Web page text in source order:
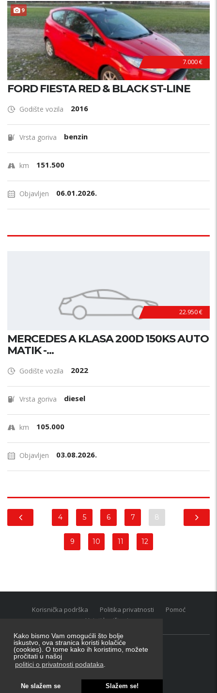
Kako bismo Vam omogućili što bolje
iskustvo, ova stranica koristi kolačiće
(cookies). O tome kako ih koristimo, možete
pročitati u našoj
politici o privatnosti podataka
Ne slažem se Slažem se!
9 TOP STANJE !
7.000 €
FORD FIESTA RED & BLACK ST-LINE
Godište vozila 2016
Vrsta goriva benzin
km 151.500
Objavljen 06.01.2026.
22.950 €
MERCEDES A KLASA 200D 150KS AUTO
MATIK -...
Godište vozila 2022
Vrsta goriva diesel
km 105.000
Objavljen 03.08.2026.
4 5 6 7 8
9 10 11 12
Korisnička podrška Politika privatnosti
Pomoć
Uvjeti korištenja
Oglasnik grupacija:posao.hr|oglasnik.hr|auti.hr
Tečaj za konverziju u EUR valutu: 1 euro = 7.53450 kn